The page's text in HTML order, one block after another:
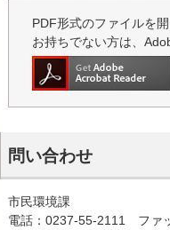
PDF形式のファイルを
お持ちでない方は、
問い合わせ
市民環境課
電話：0237-55-2111 ファ